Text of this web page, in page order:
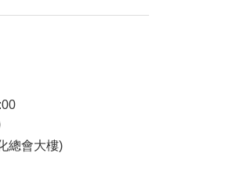
總會大樓)